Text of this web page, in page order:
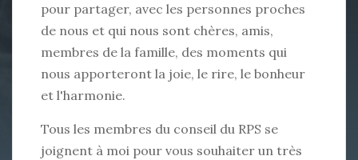
pour partager, avec les personnes proches
de nous et qui nous sont chères, amis,
membres de la famille, des moments qui
nous apporteront la joie, le rire, le bonheur
et l'harmonie.
Tous les membres du conseil du RPS se
joignent à moi pour vous souhaiter un très